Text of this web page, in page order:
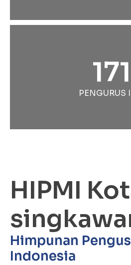
171
PENGURUS
HIPMI
Himpunan
Indonesia